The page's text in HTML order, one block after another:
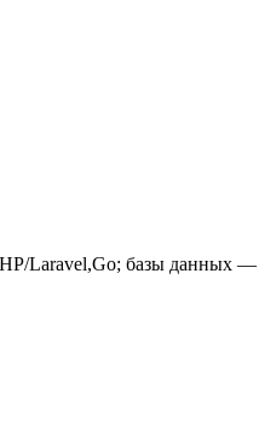
Laravel,Go; базы данных